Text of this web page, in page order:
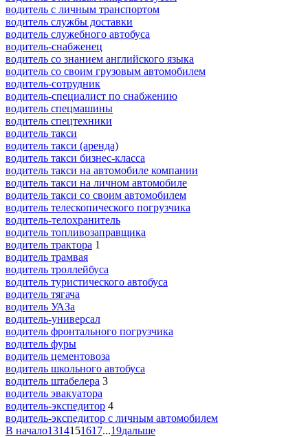
водитель с личным транспортом
водитель службы доставки
водитель служебного автобуса
водитель-снабженец
водитель со знанием английского языка
водитель со своим грузовым автомобилем
водитель-сотрудник
водитель-специалист по снабжению
водитель спецмашины
водитель спецтехники
водитель такси
водитель такси (аренда)
водитель такси бизнес-класса
водитель такси на автомобиле компании
водитель такси на личном автомобиле
водитель такси со своим автомобилем
водитель телескопического погрузчика
водитель-телохранитель
водитель топливозаправщика
водитель трактора 1
водитель трамвая
водитель троллейбуса
водитель туристического автобуса
водитель тягача
водитель УАЗа
водитель-универсал
водитель фронтального погрузчика
водитель фуры
водитель цементовоза
водитель школьного автобуса
водитель штабелера 3
водитель эвакуатора
водитель-экспедитор 4
водитель-экспедитор c личным автомобилем
В начало1314151617...19дальше